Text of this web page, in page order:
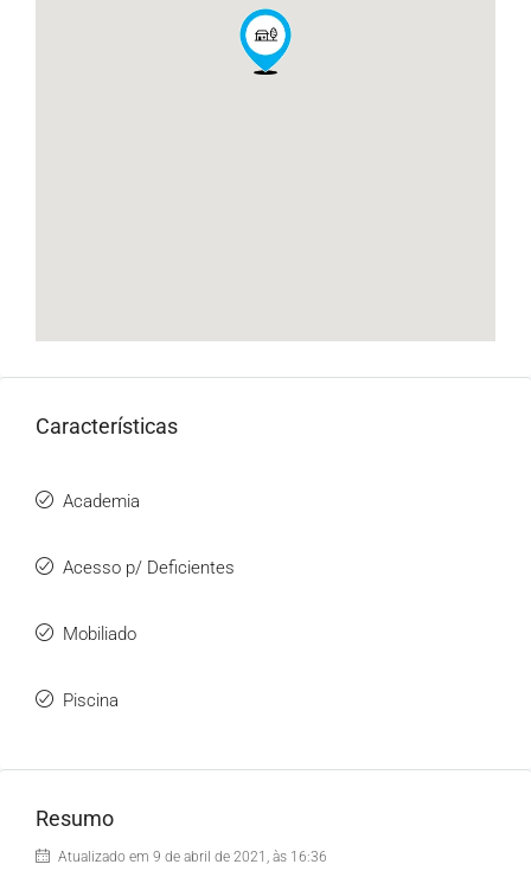
Características
Academia
Acesso p/ Deficientes
Mobiliado
Piscina
Resumo
Atualizado em 9 de abril de 2021, às 16:36